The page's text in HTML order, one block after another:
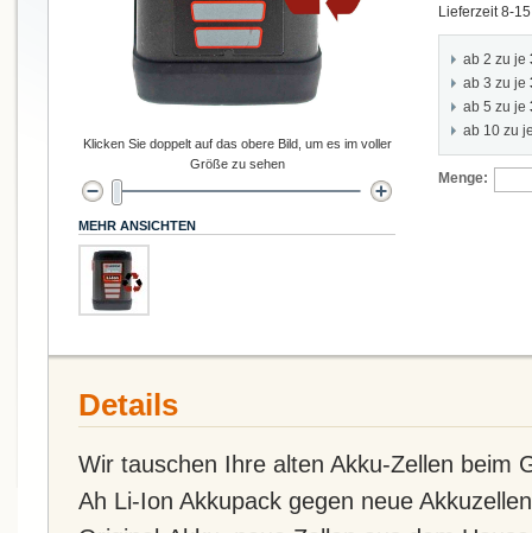
Lieferzeit 8-
ab 2 zu je
ab 3 zu je
ab 5 zu je
ab 10 zu
Menge:
Klicken Sie doppelt auf das obere Bild, um es im voller
Größe zu sehen
MEHR ANSICHTEN
Details
Wir tauschen Ihre alten Akku-Zellen beim
Ah Li-Ion Akkupack gegen neue